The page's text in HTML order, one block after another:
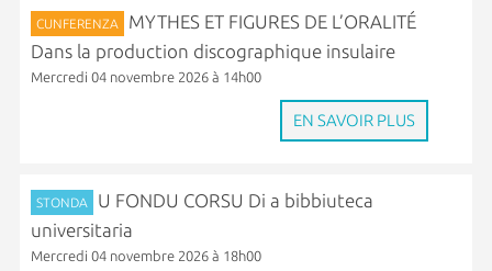
CUNFERENZA
MYTHES ET FIGURES DE L’ORALITÉ
Dans la production discographique insulaire
Mercredi 04 novembre 2026 à 14h00
EN SAVOIR PLUS
STONDA
U FONDU CORSU Di a bibbiuteca
universitaria
Mercredi 04 novembre 2026 à 18h00